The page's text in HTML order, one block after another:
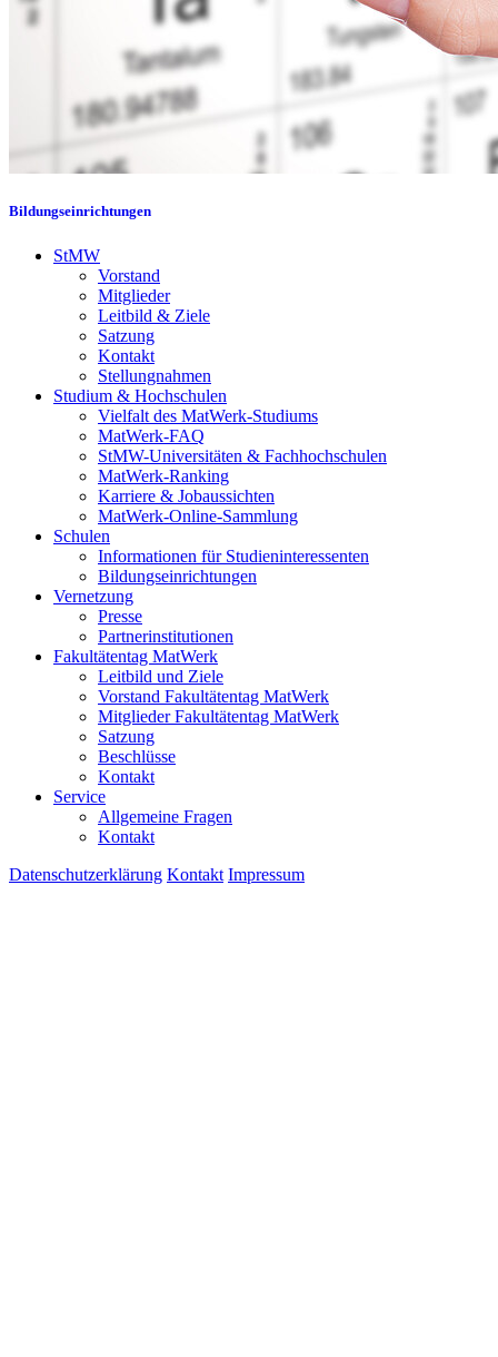
Bildungseinrichtungen
StMW
Vorstand
Mitglieder
Leitbild & Ziele
Satzung
Kontakt
Stellungnahmen
Studium & Hochschulen
Vielfalt des MatWerk-Studiums
MatWerk-FAQ
StMW-Universitäten & Fachhochschulen
MatWerk-Ranking
Karriere & Jobaussichten
MatWerk-Online-Sammlung
Schulen
Informationen für Studieninteressenten
Bildungseinrichtungen
Vernetzung
Presse
Partnerinstitutionen
Fakultätentag MatWerk
Leitbild und Ziele
Vorstand Fakultätentag MatWerk
Mitglieder Fakultätentag MatWerk
Satzung
Beschlüsse
Kontakt
Service
Allgemeine Fragen
Kontakt
Datenschutzerklärung Kontakt Impressum